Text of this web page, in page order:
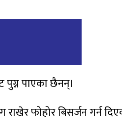
पुग्न पाएका छैनन्।
राखेर फोहोर बिसर्जन गर्न